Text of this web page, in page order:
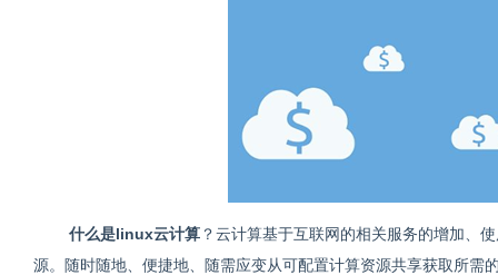
什么是linux云计算 ？云计算基于互联网的相关服务的增加、
源。随时随地、便捷地、随需应变从可配置计算资源共享获取所需